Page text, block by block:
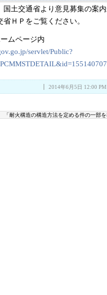
国土交通省より意見募集の案内
ＨＰをご覧ください。
ムページ内
servlet/Public?
2014年6月5日 12:00 PM
「耐火構造の構造方法を定める件の一部